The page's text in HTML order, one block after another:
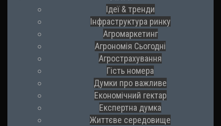
Ідеї & тренди
Інфраструктура ринку
Агромаркетинг
Агрономія Сьогодні
Агрострахування
Гість номера
Думки про важливе
Економічний гектар
Експертна думка
Життєве середовище